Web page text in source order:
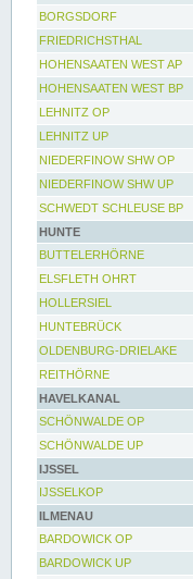
BORGSDORF
FRIEDRICHSTHAL
HOHENSAATEN WEST AP
HOHENSAATEN WEST BP
LEHNITZ OP
LEHNITZ UP
NIEDERFINOW SHW OP
NIEDERFINOW SHW UP
SCHWEDT SCHLEUSE BP
HUNTE
BUTTELERHÖRNE
ELSFLETH OHRT
HOLLERSIEL
HUNTEBRÜCK
OLDENBURG-DRIELAKE
REITHÖRNE
HAVELKANAL
SCHÖNWALDE OP
SCHÖNWALDE UP
IJSSEL
IJSSELKOP
ILMENAU
BARDOWICK OP
BARDOWICK UP